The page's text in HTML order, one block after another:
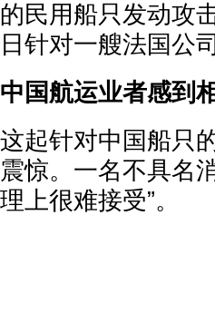
的民用船只发动攻
日针对一艘法国公
中国航运业者感到
这起针对中国船只
震惊。一名不具名
理上很难接受”。